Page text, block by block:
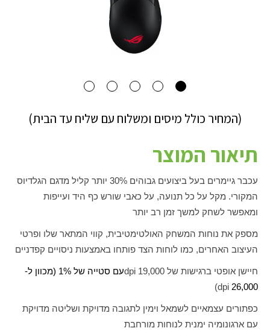
(המחיר כולל מיסים ומשלוח עם שליח עד הבית)
תיאור המוצר
עכבר גיימרים בעל ביצועים גבוהים 30% יותר קליל מדגם הגלדיוס
המקורי. מקל על כל תנועה, על כאבי שורש כף היד ועייפות
ומאפשר לשחק למשך זמן רב יותר
מספק את נוחות המשחק האולטימטיבית, קווי המתאר שלו ופרטי
העיצוב האחרים, כמו לוחות הצד פותחו באמצעות ניסויים קפדניים
חיישן אופטי ברגישות של 19,000 dpi
עם סטייה של 1% (מכוון ל-
26,000
dpi
)
כפתורים עצמאיים לשמאל וימין לתגובה מדויקת ושליטה מדויקת
עם ארגונומיה ימנית לנוחות מורחבת